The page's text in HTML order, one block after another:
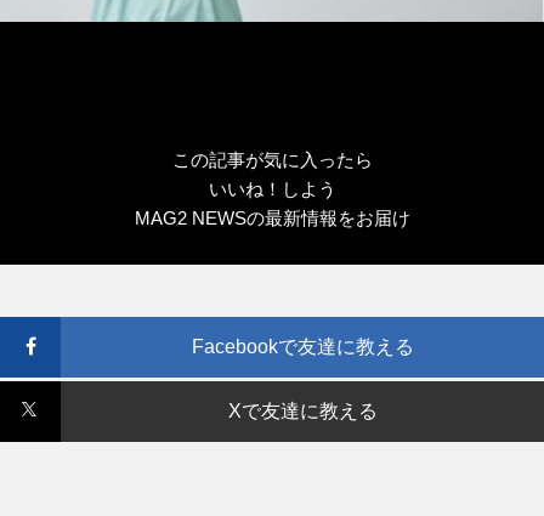
この記事が気に入ったら
いいね！しよう
MAG2 NEWSの最新情報をお届け
Facebookで友達に教える
Xで友達に教える